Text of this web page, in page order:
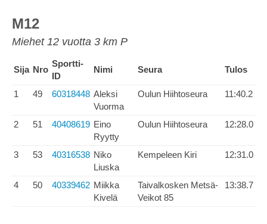
M12
Miehet 12 vuotta 3 km P
Sija Nro
Sportti-
ID
Nimi Seura Tulos
1 49 60318448 Aleksi
Vuorma
Oulun Hiihtoseura 11:40.2
2 51 40408619 Eino
Ryytty
Oulun Hiihtoseura 12:28.0
3 53 40316538 Niko
Liuska
Kempeleen Kiri 12:31.0
4 50 40339462 Miikka
Kivelä
Taivalkosken Metsä-
Veikot 85
13:38.7